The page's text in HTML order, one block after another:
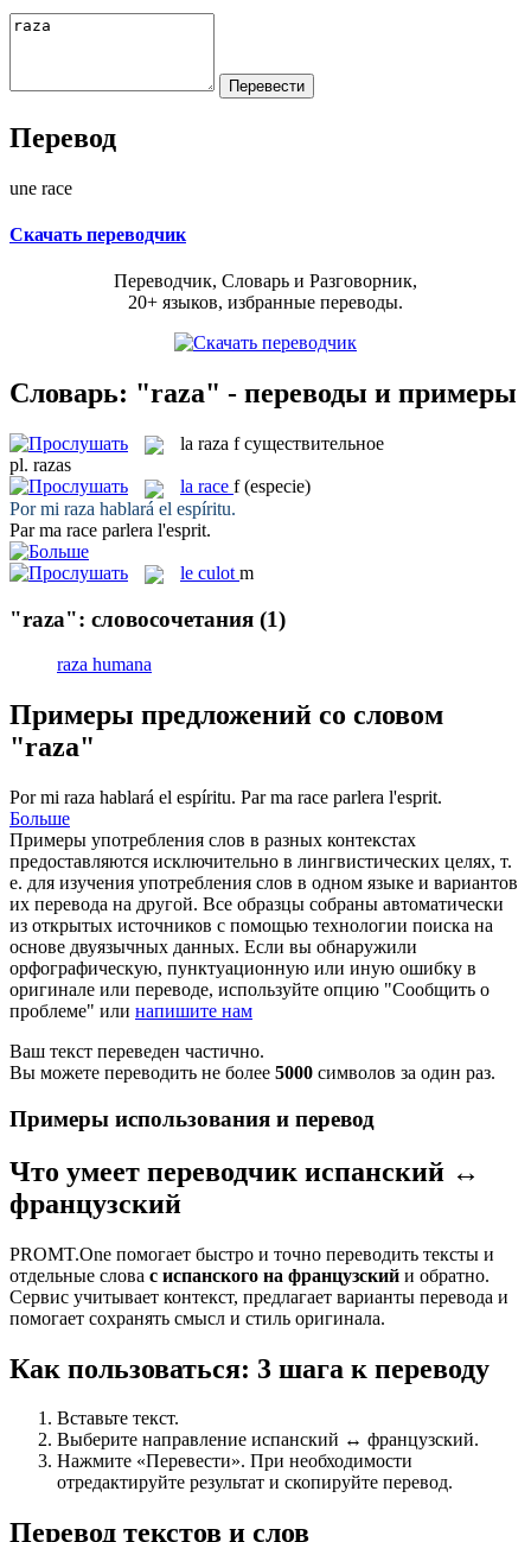
Перевод
une race
Скачать переводчик
Переводчик, Словарь и Разговорник,
20+ языков, избранные переводы.
Словарь: "raza" - переводы и примеры
la raza f существительное
pl. razas
la race f (especie)
Por mi raza hablará el espíritu.
Par ma race parlera l'esprit.
le culot m
"raza": словосочетания (1)
raza humana
Примеры предложений со словом
"raza"
Por mi raza hablará el espíritu. Par ma race parlera l'esprit.
Больше
Примеры употребления слов в разных контекстах
предоставляются исключительно в лингвистических целях, т.
е. для изучения употребления слов в одном языке и вариантов
их перевода на другой. Все образцы собраны автоматически
из открытых источников с помощью технологии поиска на
основе двуязычных данных. Если вы обнаружили
орфографическую, пунктуационную или иную ошибку в
оригинале или переводе, используйте опцию "Сообщить о
проблеме" или напишите нам
Ваш текст переведен частично.
Вы можете переводить не более 5000 символов за один раз.
Примеры использования и перевод
Что умеет переводчик испанский ↔
французский
PROMT.One помогает быстро и точно переводить тексты и
отдельные слова с испанского на французский и обратно.
Сервис учитывает контекст, предлагает варианты перевода и
помогает сохранять смысл и стиль оригинала.
Как пользоваться: 3 шага к переводу
Вставьте текст.
Выберите направление испанский ↔ французский.
Нажмите «Перевести». При необходимости
отредактируйте результат и скопируйте перевод.
Перевод текстов и слов